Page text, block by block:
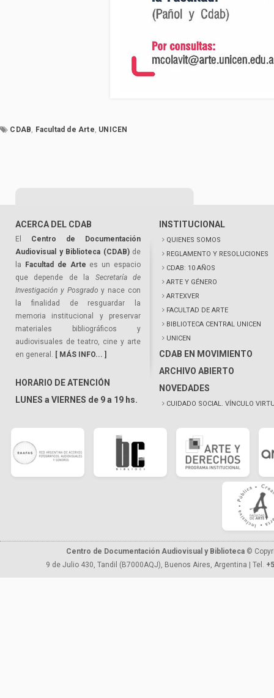
CDAB, Facultad de Arte, UNICEN
ACERCA DEL CDAB
El Centro de Documentación
Audiovisual y Biblioteca (CDAB)de
la
Facultad de Arte es un espacio
que depende de la Secretaría de
Investigación y Posgrado y nace con
la finalidad de resguardar la
memoria institucional y preservar
materiales bibliográficos y
audiovisuales de teatro, cine y arte
en general. [ MÁS INFO... ]
HORARIO DE ATENCIÓN
LUNES a VIERNES de 9 a 19 hs.
INSTITUCIONAL
QUIENES SOMOS
REGLAMENTO Y RESOLUCIONES
CDAB: 10 AÑOS
ARTE Y GÉNERO
ARTEXVER
FACULTAD DE ARTE
BIBLIOTECA CENTRAL UNICEN
UNICEN
CDAB EN MOVIMIENTO
ARCHIVO ABIERTO
NOVEDADES
CUIDADO SOCIAL. VÍNCULO
Centro de Documentación Audiovisual y Biblioteca ©
9 de Julio 430, Tandil (B7000AQJ), Buenos Aires, Argentina | Tel.